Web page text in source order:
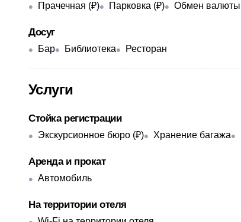
Прачечная (₽) Парковка (₽) Обмен валюты
Досуг
Бар Библиотека Ресторан
Услуги
Стойка регистрации
Экскурсионное бюро (₽) Хранение багажа
Аренда и прокат
Автомобиль
На территории отеля